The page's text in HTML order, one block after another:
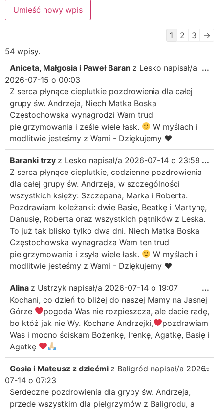
1 2 3
→
54 wpisy.
Aniceta, Małgosia i Paweł Baran z Lesko napisał/a
2026-07-15 o 00:03
Z serca płynące cieplutkie pozdrowienia dla całej
grupy św. Andrzeja, Niech Matka Boska
Częstochowska wynagrodzi Wam trud
pielgrzymowania i ześle wiele łask.
W myślach i
modlitwie jesteśmy z Wami - Dziękujemy ♥️
...
Baranki trzy z Lesko napisał/a 2026-07-14 o 23:59
Z serca płynące cieplutkie, codzienne pozdrowienia
dla całej grupy św. Andrzeja, w szczególności
wszystkich księży: Szczepana, Marka i Roberta.
Pozdrawiam koleżanki: dwie Basie, Beatkę i Martynę,
Danusię, Roberta oraz wszystkich pątników z Leska.
To już tak blisko tylko dwa dni. Niech Matka Boska
Częstochowska wynagradza Wam ten trud
pielgrzymowania i zsyła wiele łask.
W myślach i
modlitwie jesteśmy z Wami - Dziękujemy ♥️
...
Alina z Ustrzyk napisał/a 2026-07-14 o 19:07
Kochani, co dzień to bliżej do naszej Mamy na Jasnej
Górze
pogoda Was nie rozpieszcza, ale dacie radę,
bo któż jak nie Wy. Kochane Andrzejki,
pozdrawiam
Was i mocno ściskam Bożenkę, Irenkę, Agatkę, Basię i
Agatkę
...
Gosia i Mateusz z dziećmi z Baligród napisał/a 2026-
07-14 o 07:23
Serdeczne pozdrowienia dla grypy św. Andrzeja,
przede wszystkim dla pielgrzymów z Baligrodu, a
...